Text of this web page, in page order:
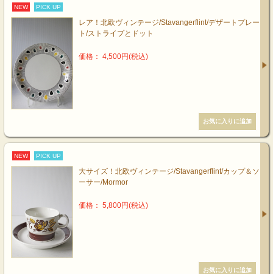
NEW PICK UP
レア！北欧ヴィンテージ/Stavangerflint/デザートプレー
ト/ストライプとドット
価格： 4,500円(税込)
NEW PICK UP
大サイズ！北欧ヴィンテージ/Stavangerflint/カップ＆ソ
ーサー/Mormor
価格： 5,800円(税込)